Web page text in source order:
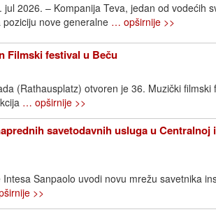
jul 2026. – Kompanija Teva, jedan od vodećih
poziciju nove generalne … opširnije >>
Filmski festival u Beču
(Rathausplatz) otvoren je 36. Muzički
… opširnije >>
savetodavnih usluga u
Sanpaolo uvodi novu mrežu savetnika
>>